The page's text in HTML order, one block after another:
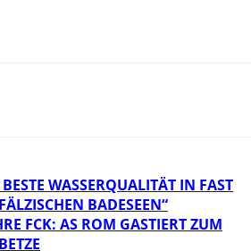
WASSERQUALITÄT IN FAST
BADESEEN“
FCK: AS ROM GASTIERT ZUM